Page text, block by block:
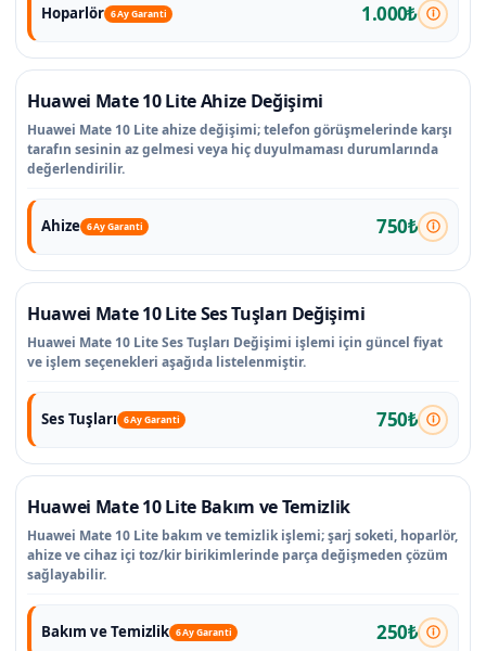
Hoparlör 6 Ay Garanti 1.000₺
Huawei Mate 10 Lite Ahize Değişimi
Huawei Mate 10 Lite ahize değişimi; telefon görüşmelerinde karşı
tarafın sesinin az gelmesi veya hiç duyulmaması durumlarında
değerlendirilir.
Ahize 6 Ay Garanti 750₺
Huawei Mate 10 Lite Ses Tuşları Değişimi
Huawei Mate 10 Lite Ses Tuşları Değişimi işlemi için güncel fiyat
ve işlem seçenekleri aşağıda listelenmiştir.
Ses Tuşları 6 Ay Garanti 750₺
Huawei Mate 10 Lite Bakım ve Temizlik
Huawei Mate 10 Lite bakım ve temizlik işlemi; şarj soketi, hoparlör,
ahize ve cihaz içi toz/kir birikimlerinde parça değişmeden çözüm
sağlayabilir.
Bakım ve Temizlik 6 Ay Garanti 250₺